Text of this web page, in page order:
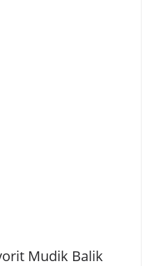
Mudik Balik